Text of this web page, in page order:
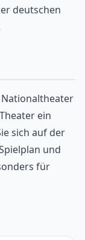
deutschen
Nationaltheater
ein
sich auf der
und
für